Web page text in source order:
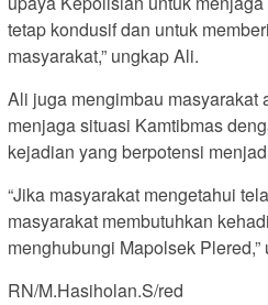
tetap kondusif dan untuk
masyarakat,” ungkap Ali.
Ali juga mengimbau masyarakat
menjaga situasi Kamtibmas
kejadian yang berpotensi
“Jika masyarakat mengetahui
masyarakat membutuhkan
menghubungi Mapolsek
RN/M.Hasiholan.S/red